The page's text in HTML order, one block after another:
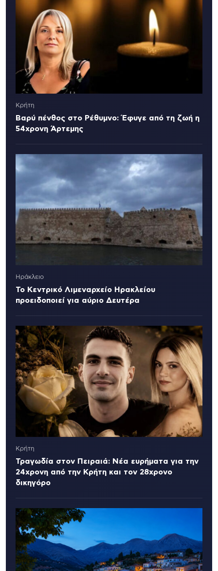
Κρήτη
Βαρύ πένθος στο Ρέθυμνο: Έφυγε από τη ζωή η
54χρονη Άρτεμης
Ηράκλειο
Το Κεντρικό Λιμεναρχείο Ηρακλείου
προειδοποιεί για αύριο Δευτέρα
Κρήτη
Τραγωδία στον Πειραιά: Νέα ευρήματα για την
24χρονη από την Κρήτη και τον 28χρονο
δικηγόρο